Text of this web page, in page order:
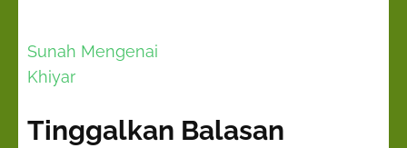
Navigasi
pos
Sunah Mengenai
Khiyar
Tinggalkan Balasan